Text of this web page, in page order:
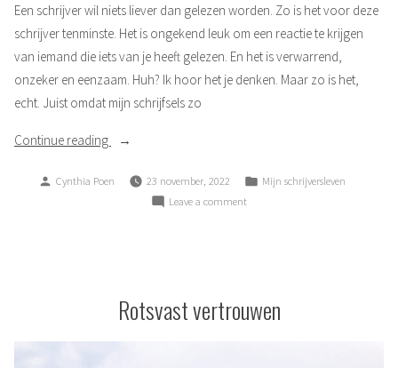
Een schrijver wil niets liever dan gelezen worden. Zo is het voor deze
schrijver tenminste. Het is ongekend leuk om een reactie te krijgen
van iemand die iets van je heeft gelezen. En het is verwarrend,
onzeker en eenzaam. Huh? Ik hoor het je denken. Maar zo is het,
echt. Juist omdat mijn schrijfsels zo
Continue reading
“Niets
Posted
Cynthia Poen 23 november, 2022
Posted
Mijn schrijversleven
Leave a commenton
Rotsvast vertrouwen